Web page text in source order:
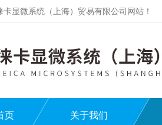
显微系统（上海）贸易有限公司网站！
页 关于我们